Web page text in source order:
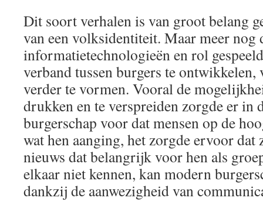
Dit soort verhalen is van groot belang
van een volksidentiteit. Maar meer nog
informatietechnologieën en rol
verband tussen burgers te ontwikkelen,
verder te vormen. Vooral de
drukken en te verspreiden zorgde er in
burgerschap voor dat mensen op de
wat hen aanging, het zorgde ervoor dat
nieuws dat belangrijk voor hen als
elkaar niet kennen, kan modern
dankzij de aanwezigheid van